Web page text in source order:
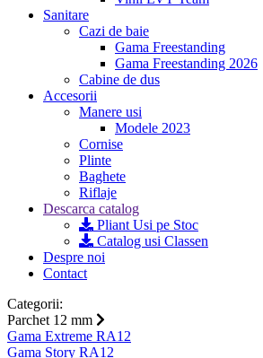
Sanitare
Cazi de baie
Gama Freestanding
Gama Freestanding 2026
Cabine de dus
Accesorii
Manere usi
Modele 2023
Cornise
Plinte
Baghete
Riflaje
Descarca catalog
Pliant Usi pe Stoc
Catalog usi Classen
Despre noi
Contact
Categorii:
Parchet 12 mm
Gama Extreme RA12
Gama Story RA12